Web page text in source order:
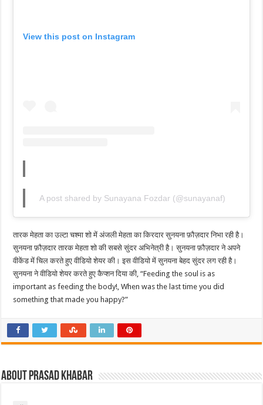
View this post on Instagram
A post shared by Sunayana Fozdar (@sunayanaf)
तारक मेहता का उल्टा चश्मा शो में अंजली मेहता का किरदार सुनयना फ़ौज़दार निभा रही है।
सुनयना फ़ौज़दार तारक मेहता शो की सबसे सुंदर अभिनेत्री है। सुनयना फ़ौज़दार ने अपने
वीकेंड में चिल करते हुए वीडियो शेयर की। इस वीडियो में सुनयना बेहद सुंदर लग रही है।
सुनयना ने वीडियो शेयर करते हुए कैप्शन दिया की, “Feeding the soul is as
important as feeding the body!, When was the last time you did
something that made you happy?”
About Prasad Khabar